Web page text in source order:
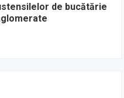
de bucătărie